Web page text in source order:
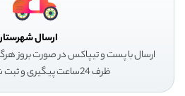
ارسال
ارسال با پست و تیپاکس در صورت بروز
ظرف 24ساعت پیگیری و ثبت شکایت فرمایید.